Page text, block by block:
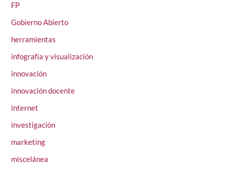
FP
Gobierno Abierto
herramientas
infografía y visualización
innovación
innovación docente
internet
investigación
marketing
miscelánea